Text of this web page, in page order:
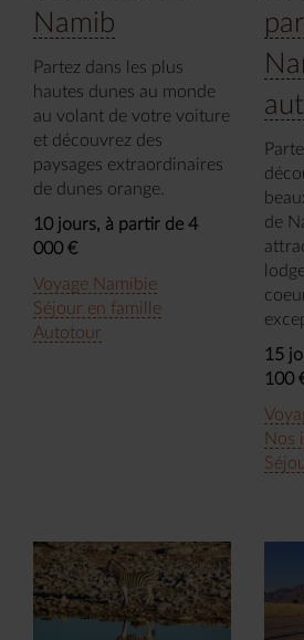
Namib
Partez dans les plus
hautes dunes au monde
au volant de votre voiture
et découvrez des
paysages extraordinaires
de dunes orange.
10 jours, à partir de 4
000 €
Voyage Namibie
Séjour en famille
Autotour
de
15
100
Nos